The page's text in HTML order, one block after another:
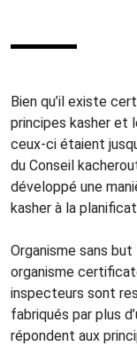
Bien qu’il existe
principes kasher et
ceux-ci étaient
du Conseil
développé une
kasher à la
Organisme sans
organisme
inspecteurs sont
fabriqués par plus
répondent aux